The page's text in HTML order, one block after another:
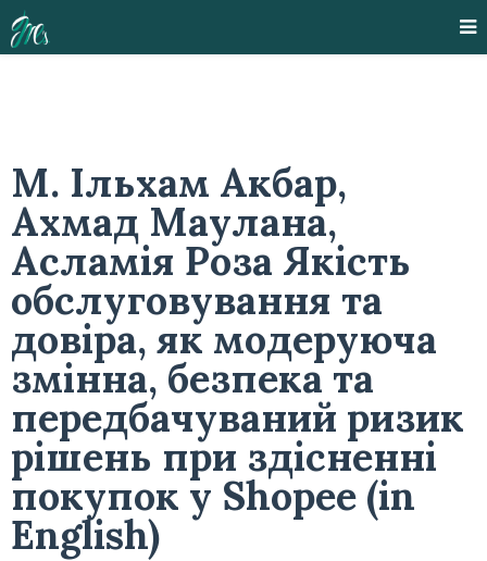
М. Ільхам Акбар,
Ахмад Маулана,
Асламія Роза Якість
обслуговування та
довіра, як модеруюча
змінна, безпека та
передбачуваний ризик
рішень при здісненні
покупок у Shopee (in
English)